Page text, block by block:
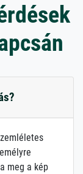
meg a kép